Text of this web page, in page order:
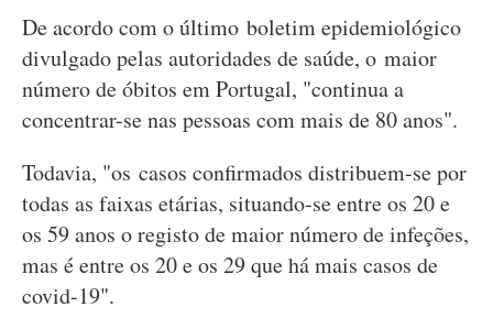
De acordo com o último boletim epidemiológico
divulgado pelas autoridades de saúde, o maior
número de óbitos em Portugal, "continua a
concentrar-se nas pessoas com mais de 80 anos".
Todavia, "os casos confirmados distribuem-se por
todas as faixas etárias, situando-se entre os 20 e
os 59 anos o registo de maior número de infeções,
mas é entre os 20 e os 29 que há mais casos de
covid-19".